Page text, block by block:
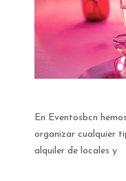
En Eventosbcn
organizar cualquier
alquiler de locales y